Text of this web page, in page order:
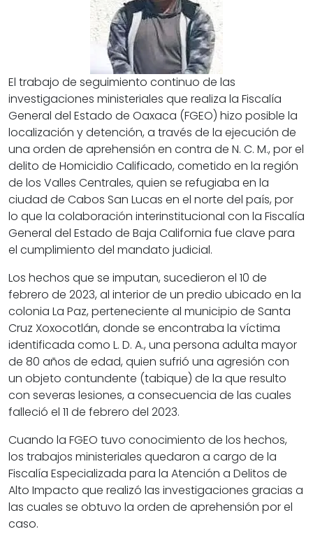
El trabajo de seguimiento continuo de las
investigaciones ministeriales que realiza la Fiscalía
General del Estado de Oaxaca (FGEO) hizo posible la
localización y detención, a través de la ejecución de
una orden de aprehensión en contra de N. C. M., por el
delito de Homicidio Calificado, cometido en la región
de los Valles Centrales, quien se refugiaba en la
ciudad de Cabos San Lucas en el norte del país, por
lo que la colaboración interinstitucional con la Fiscalía
General del Estado de Baja California fue clave para
el cumplimiento del mandato judicial.
Los hechos que se imputan, sucedieron el 10 de
febrero de 2023, al interior de un predio ubicado en la
colonia La Paz, perteneciente al municipio de Santa
Cruz Xoxocotlán, donde se encontraba la víctima
identificada como L. D. A., una persona adulta mayor
de 80 años de edad, quien sufrió una agresión con
un objeto contundente (tabique) de la que resulto
con severas lesiones, a consecuencia de las cuales
falleció el 11 de febrero del 2023.
Cuando la FGEO tuvo conocimiento de los hechos,
los trabajos ministeriales quedaron a cargo de la
Fiscalía Especializada para la Atención a Delitos de
Alto Impacto que realizó las investigaciones gracias a
las cuales se obtuvo la orden de aprehensión por el
caso.